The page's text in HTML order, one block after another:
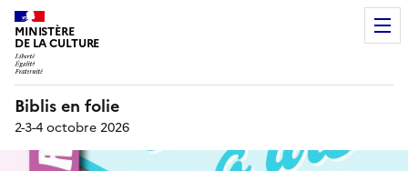
MINISTÈRE
DE LA CULTURE
Biblis en folie
2-3-4 octobre 2026